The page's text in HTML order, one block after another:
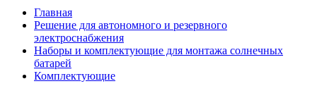
Главная
Решение для автономного и резервного
электроснабжения
Наборы и комплектующие для монтажа солнечных
батарей
Комплектующие